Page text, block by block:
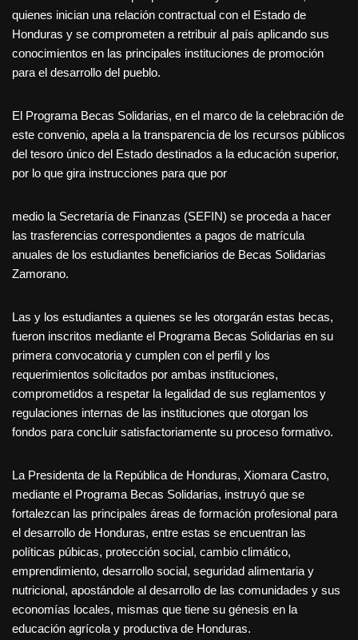
quienes inician una relación contractual con el Estado de
Honduras y se comprometen a retribuir al país aplicando sus
conocimientos en las principales instituciones de promoción
para el desarrollo del pueblo.
El Programa Becas Solidarias, en el marco de la celebración de
este convenio, apela a la transparencia de los recursos públicos
del tesoro único del Estado destinados a la educación superior,
por lo que gira instrucciones para que por
medio la Secretaría de Finanzas (SEFIN) se proceda a hacer
las trasferencias correspondientes a pagos de matrícula
anuales de los estudiantes beneficiarios de Becas Solidarias
Zamorano.
Las y los estudiantes a quienes se les otorgarán estas becas,
fueron inscritos mediante el Programa Becas Solidarias en su
primera convocatoria y cumplen con el perfil y los
requerimientos solicitados por ambas instituciones,
comprometidos a respetar la legalidad de sus reglamentos y
regulaciones internas de las instituciones que otorgan los
fondos para concluir satisfactoriamente su proceso formativo.
La Presidenta de la República de Honduras, Xiomara Castro,
mediante el Programa Becas Solidarias, instruyó que se
fortalezcan las principales áreas de formación profesional para
el desarrollo de Honduras, entre estas se encuentran las
políticas púbicas, protección social, cambio climático,
emprendimiento, desarrollo social, seguridad alimentaria y
nutricional, apostándole al desarrollo de las comunidades y sus
economías locales, mismas que tiene su génesis en la
educación agrícola y productiva de Honduras.